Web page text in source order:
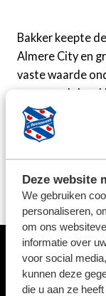
Deze website
We gebruiken
personaliseren,
om ons
informatie over
voor social
kunnen deze
die u aan ze
Bakker keepte
Almere City en
vaste waarde
manager Johan
van de ervaren
City bewezen
kunnen en
concurrentie